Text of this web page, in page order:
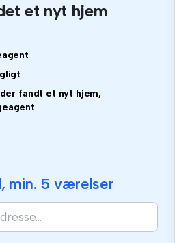
et nyt hjem
fandt et nyt hjem,
min. 5 værelser